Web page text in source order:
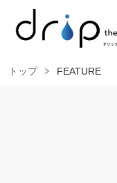
トップ FEATURE